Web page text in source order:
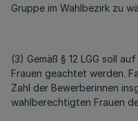
Gruppe im Wahlbezirk zu
(3) Gemäß § 12 LGG soll
Frauen geachtet werden.
Zahl der Bewerberinnen
wahlberechtigten Frauen